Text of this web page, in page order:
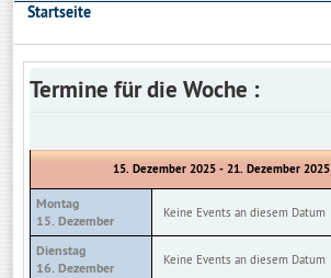
Startseite
Termine für die Woche :
15. Dezember 2025 - 21. Dezember 2025
Montag
15. Dezember
Keine Events an diesem Datum
Dienstag
16. Dezember
Keine Events an diesem Datum